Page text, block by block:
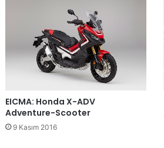
EICMA: Honda X-ADV
Adventure-Scooter
9 Kasım 2016